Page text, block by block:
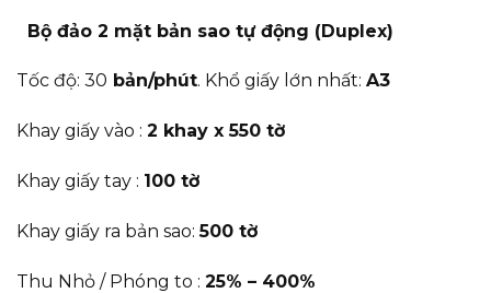
Bộ đảo 2 mặt bản sao tự động (Duplex)
Tốc độ: 30 bản/phút. Khổ giấy lớn nhất: A3
Khay giấy vào : 2 khay x 550 tờ
Khay giấy tay : 100 tờ
Khay giấy ra bản sao:500 tờ
Thu Nhỏ / Phóng to : 25% – 400%